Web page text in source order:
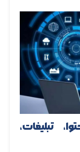
تبلیغات،